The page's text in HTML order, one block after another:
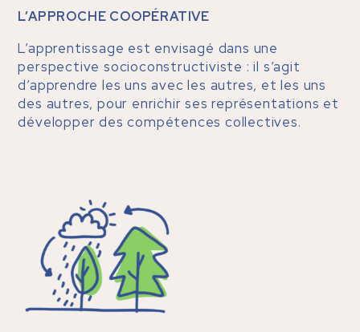
L’APPROCHE COOPÉRATIVE
L’apprentissage est envisagé dans une
perspective socioconstructiviste : il s’agit
d’apprendre les uns avec les autres, et les uns
des autres, pour enrichir ses représentations et
développer des compétences collectives.